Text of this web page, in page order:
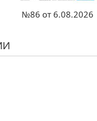
№86 от 6.08.2026